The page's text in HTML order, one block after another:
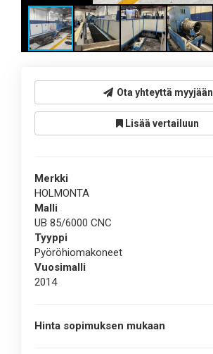
Ota yhteyttä myyjään
Lisää vertailuun
Merkki
HOLMONTA
Malli
UB 85/6000 CNC
Tyyppi
Pyöröhiomakoneet
Vuosimalli
2014
Hinta sopimuksen mukaan